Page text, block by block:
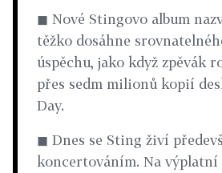
◼ Nové Stingovo album
těžko dosáhne
úspěchu, jako když zpěvák
přes sedm milionů kopií
Day.
◼ Dnes se Sting živí
koncertováním. Na výplatní